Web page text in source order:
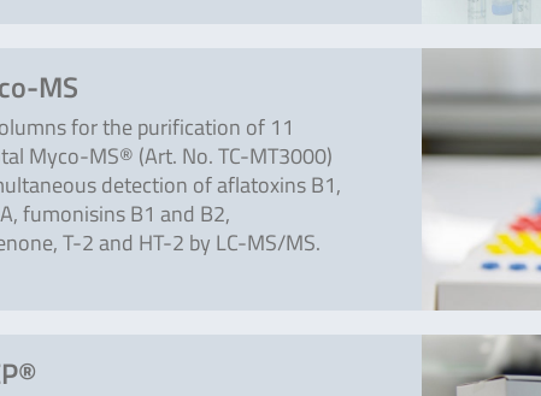
MS
for the purification of 11
Myco-MS® (Art. No. TC-MT3000)
detection of aflatoxins B1,
fumonisins B1 and B2,
T-2 and HT-2 by LC-MS/MS.